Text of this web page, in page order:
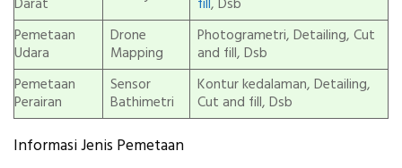
Pemetaan
Udara
Drone
Mapping
Photogrametri, Detailing, Cut
and fill, Dsb
Pemetaan
Perairan
Sensor
Bathimetri
Kontur kedalaman, Detailing,
Cut and fill, Dsb
Informasi Jenis Pemetaan